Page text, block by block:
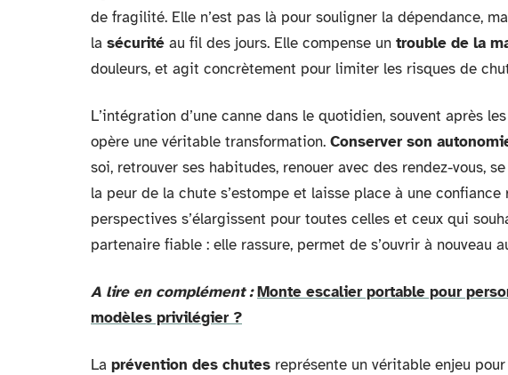
de fragilité. Elle n’est pas là pour souligner la dépendance,
la sécurité au fil des jours. Elle compense un trouble de la
douleurs, et agit concrètement pour limiter les risques de
L’intégration d’une canne dans le quotidien, souvent après
opère une véritable transformation. Conserver son
soi, retrouver ses habitudes, renouer avec des rendez-vous,
la peur de la chute s’estompe et laisse place à une confiance
perspectives s’élargissent pour toutes celles et ceux qui
partenaire fiable : elle rassure, permet de s’ouvrir à nouveau
A lire en complément : Monte escalier portable pour
modèles privilégier ?
La prévention des chutes représente un véritable enjeu